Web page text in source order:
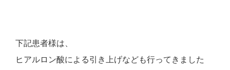
下記患者様は、
ヒアルロン酸による引き上げなども行ってきました